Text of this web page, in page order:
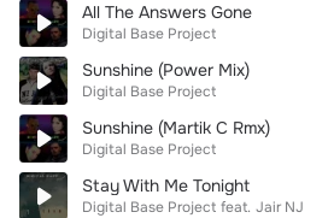
All The Answers Gone
Digital Base Project
Sunshine (Power Mix)
Digital Base Project
Sunshine (Martik C Rmx)
Digital Base Project
Stay With Me Tonight
Digital Base Project feat. Jair NJ